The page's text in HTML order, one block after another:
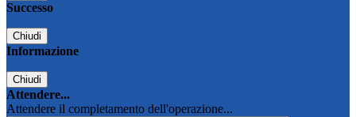
Successo
Chiudi
Informazione
Chiudi
Attendere...
Attendere il completamento dell'operazione...